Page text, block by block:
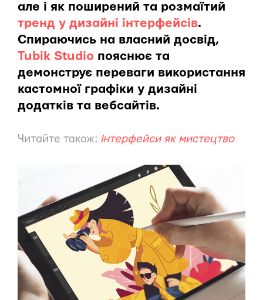
але і як поширений та розмаїтий
тренд у дизайні інтерфейсів.
Спираючись на власний досвід,
Tubik Studio пояснює та
демонструє переваги використання
кастомної графіки у дизайні
додатків та вебсайтів.
Читайте також: Інтерфейси як мистецтво